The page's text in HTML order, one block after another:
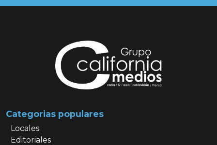
Categorias populares
Locales
Editoriales